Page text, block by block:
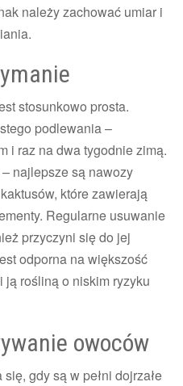
należy zachować umiar i
stosunkowo prosta.
podlewania –
i raz na dwa tygodnie zimą.
najlepsze są nawozy
które zawierają
Regularne usuwanie
przyczyni się do jej
odporna na większość
ją rośliną o niskim ryzyku
owoców
gdy są w pełni dojrzałe